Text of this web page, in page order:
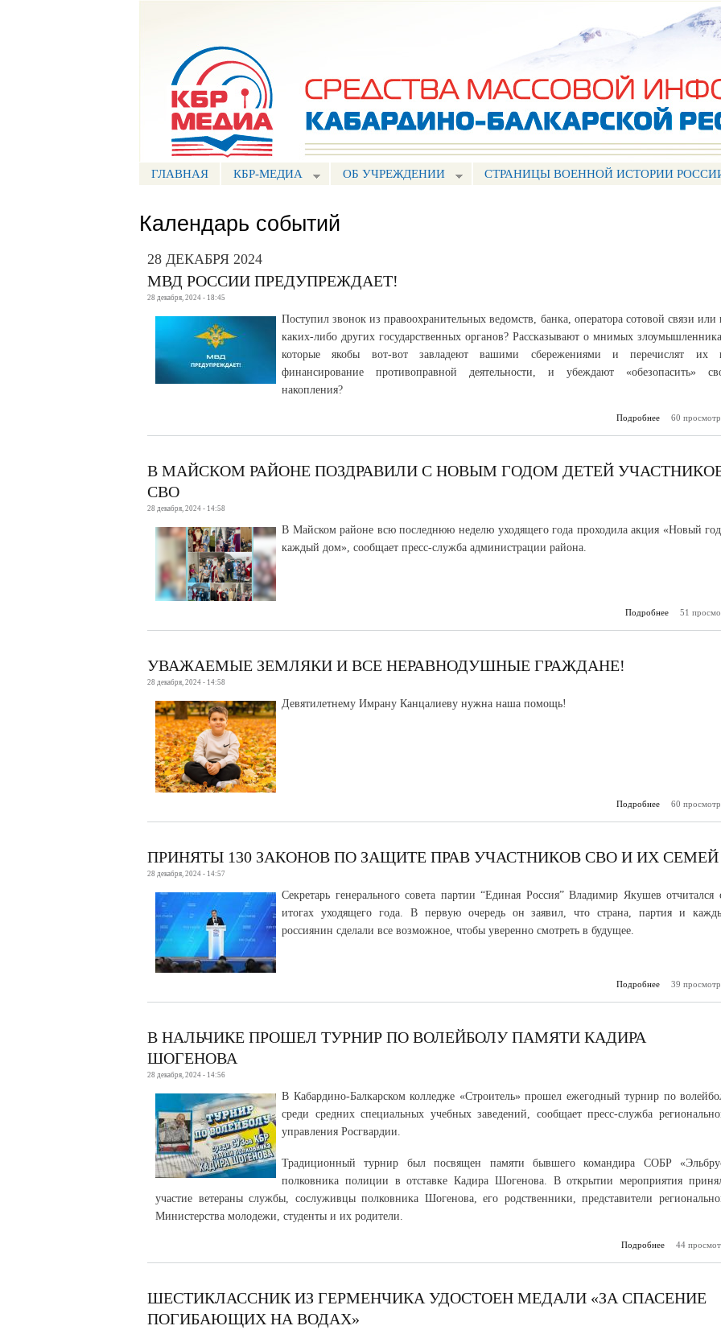
ГЛАВНАЯ КБР-МЕДИА ОБ УЧРЕЖДЕНИИ СТРАНИЦЫ ВОЕННОЙ ИСТОРИИ
Календарь событий
28 ДЕКАБРЯ 2024
МВД РОССИИ ПРЕДУПРЕЖДАЕТ!
28 декабря, 2024 - 18:45
Поступил звонок из правоохранительных ведомств, банка, оператора сотовой связи или
каких-либо других государственных органов? Рассказывают о мнимых
которые якобы вот-вот завладеют вашими сбережениями и перечислят их
финансирование противоправной деятельности, и убеждают «обезопасить»
накопления?
Подробнее
о МВД
60
В МАЙСКОМ РАЙОНЕ ПОЗДРАВИЛИ С НОВЫМ ГОДОМ ДЕТЕЙ
СВО
28 декабря, 2024 - 14:58
В Майском районе всю последнюю неделю уходящего года проходила акция «Новый
каждый дом», сообщает пресс-служба администрации района.
Подробнее
о В Майском
51
УВАЖАЕМЫЕ ЗЕМЛЯКИ И ВСЕ НЕРАВНОДУШНЫЕ ГРАЖДАНЕ!
28 декабря, 2024 - 14:58
Девятилетнему Имрану Канцалиеву нужна наша помощь!
Подробнее о Уважаемые
60
ПРИНЯТЫ 130 ЗАКОНОВ ПО ЗАЩИТЕ ПРАВ УЧАСТНИКОВ СВО И ИХ СЕМЕЙ
28 декабря, 2024 - 14:57
Секретарь генерального совета партии “Единая Россия” Владимир Якушев отчитался
итогах уходящего года. В первую очередь он заявил, что страна, партия и
россиянин сделали все возможное, чтобы уверенно смотреть в будущее.
Подробнее о Приняты 130
39
В НАЛЬЧИКЕ ПРОШЕЛ ТУРНИР ПО ВОЛЕЙБОЛУ ПАМЯТИ КАДИРА
ШОГЕНОВА
28 декабря, 2024 - 14:56
В Кабардино-Балкарском колледже «Строитель» прошел ежегодный турнир по
среди средних специальных учебных заведений, сообщает пресс-служба
управления Росгвардии.
Традиционный турнир был посвящен памяти бывшего командира СОБР
полковника полиции в отставке Кадира Шогенова. В открытии мероприятия
участие ветераны службы, сослуживцы полковника Шогенова, его родственники, представители
Министерства молодежи, студенты и их родители.
Подробнее
о В Нальчике
44
ШЕСТИКЛАССНИК ИЗ ГЕРМЕНЧИКА УДОСТОЕН МЕДАЛИ «ЗА СПАСЕНИЕ
ПОГИБАЮЩИХ НА ВОДАХ»